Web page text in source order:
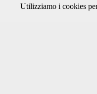
Utilizziamo i cookies